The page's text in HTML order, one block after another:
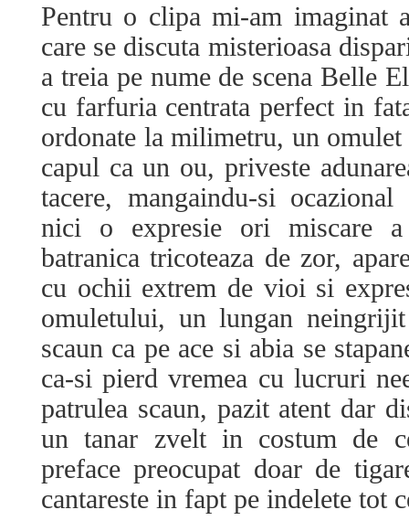
Pentru o clipa mi-am imaginat
care se discuta misterioasa
a treia pe nume de scena Belle
cu farfuria centrata perfect in
ordonate la milimetru, un
capul ca un ou, priveste
tacere, mangaindu-si
nici o expresie ori miscare
batranica tricoteaza de zor,
cu ochii extrem de vioi si
omuletului, un lungan
scaun ca pe ace si abia se
ca-si pierd vremea cu lucruri
patrulea scaun, pazit atent dar
un tanar zvelt in costum de
preface preocupat doar de
cantareste in fapt pe indelete tot